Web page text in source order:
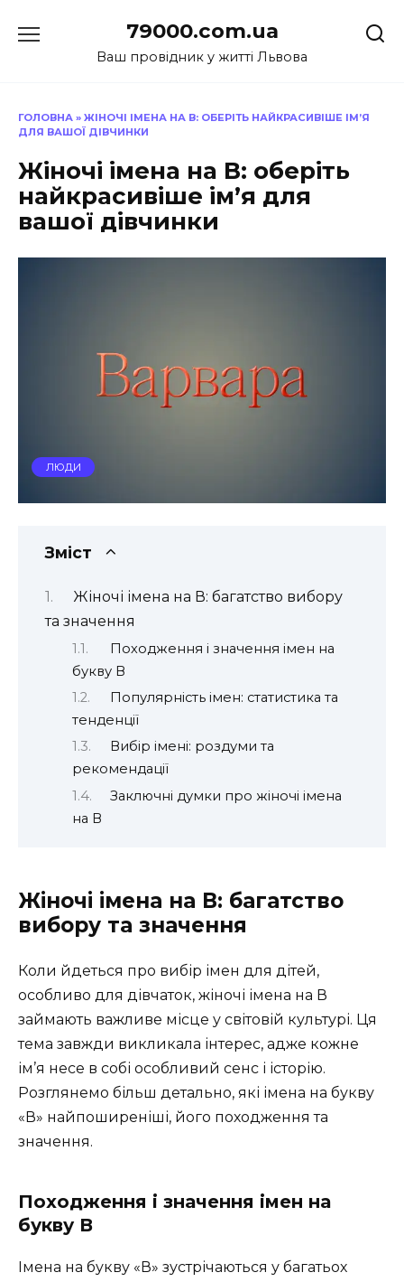
до
79000.com.ua
Ваш провідник у житті Львова
ГОЛОВНА » ЖІНОЧІ ІМЕНА НА В: ОБЕРІТЬ НАЙКРАСИВІШЕ ІМ’Я
ДЛЯ ВАШОЇ ДІВЧИНКИ
Жіночі імена на В: оберіть
найкрасивіше ім’я для
вашої дівчинки
ЛЮДИ
Зміст
Жіночі імена на В: багатство вибору
та значення
Походження і значення імен на
букву В
Популярність імен: статистика та
тенденції
Вибір імені: роздуми та
рекомендації
Заключні думки про жіночі імена
на В
Жіночі імена на В: багатство
вибору та значення
Коли йдеться про вибір імен для дітей,
особливо для дівчаток, жіночі імена на В
займають важливе місце у світовій культурі. Ця
тема завжди викликала інтерес, адже кожне
ім’я несе в собі особливий сенс і історію.
Розглянемо більш детально, які імена на букву
«В» найпоширеніші, його походження та
значення.
Походження і значення імен на
букву В
Імена на букву «В» зустрічаються у багатьох